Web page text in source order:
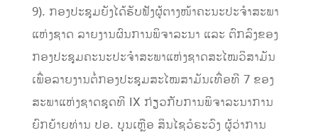
9). ກອງປະຊຸມຍັງໄດ້ຮັບຟັງຜູ້ຕາງໜ້າຄະນະປະຈໍາສະພາ
ແຫ່ງຊາດ ລາຍງານຜົນການພິຈາລະນາ ແລະ ຕົກລົງຂອງ
ກອງປະຊຸມຄະນະປະຈໍາສະພາແຫ່ງຊາດສະໄໝວິສາມັນ
ເພື່ອລາຍງານຕໍ່ກອງປະຊຸມສະໄໝສາມັນເທື່ອທີ 7 ຂອງ
ສະພາແຫ່ງຊາດຊຸດທີ IX ກ່ຽວກັບການພິຈາລະນາການ
ຍົກຍ້າຍທ່ານ ປອ. ບຸນເຫຼືອ ສິນໄຊວໍຣະວົງ ຜູ້ວ່າການ